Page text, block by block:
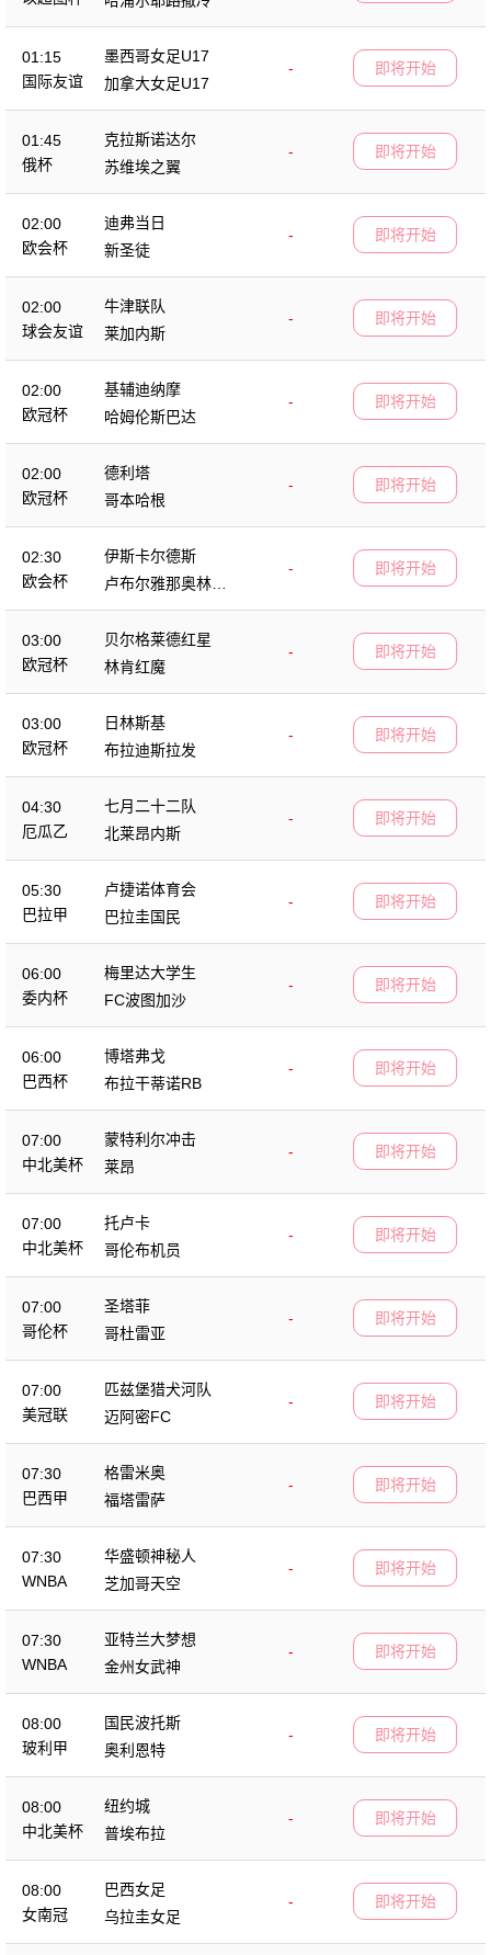
01:15
国际友谊
墨西哥女足U17
-
加拿大女足U17
即将开始
01:45
俄杯
克拉斯诺达尔
-
苏维埃之翼
即将开始
02:00
欧会杯
迪弗当日
-
新圣徒
即将开始
02:00
球会友谊
牛津联队
-
莱加内斯
即将开始
02:00
欧冠杯
基辅迪纳摩
-
哈姆伦斯巴达
即将开始
02:00
欧冠杯
德利塔
-
哥本哈根
即将开始
02:30
欧会杯
伊斯卡尔德斯
-
卢布尔雅那奥林匹
亚
即将开始
03:00
欧冠杯
贝尔格莱德红星
-
林肯红魔
即将开始
03:00
欧冠杯
日林斯基
-
布拉迪斯拉发
即将开始
04:30
厄瓜乙
七月二十二队
-
北莱昂内斯
即将开始
05:30
巴拉甲
卢捷诺体育会
-
巴拉圭国民
即将开始
06:00
委内杯
梅里达大学生
-
FC波图加沙
即将开始
06:00
巴西杯
博塔弗戈
-
布拉干蒂诺RB
即将开始
07:00
中北美杯
蒙特利尔冲击
-
莱昂
即将开始
07:00
中北美杯
托卢卡
-
哥伦布机员
即将开始
07:00
哥伦杯
圣塔菲
-
哥杜雷亚
即将开始
07:00
美冠联
匹兹堡猎犬河队
-
迈阿密FC
即将开始
07:30
巴西甲
格雷米奥
-
福塔雷萨
即将开始
07:30
WNBA
华盛顿神秘人
-
芝加哥天空
即将开始
07:30
WNBA
亚特兰大梦想
-
金州女武神
即将开始
08:00
玻利甲
国民波托斯
-
奥利恩特
即将开始
08:00
中北美杯
纽约城
-
普埃布拉
即将开始
08:00
女南冠
巴西女足
-
乌拉圭女足
即将开始